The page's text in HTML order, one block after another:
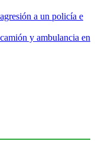
a un policía e
y ambulancia en